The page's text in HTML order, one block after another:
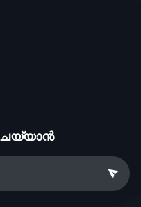
ചെയ്യാൻ